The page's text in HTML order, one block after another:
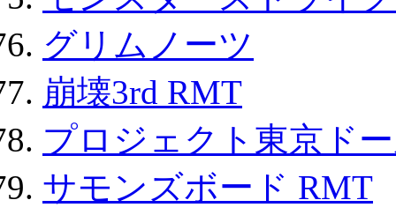
グリムノーツ
崩壊3rd RMT
プロジェクト東京ド
サモンズボード RMT